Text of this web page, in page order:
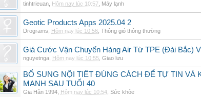
tinhtrieuan Hôm nay lúc 10:57 Máy lạnh
Geotic Products Apps 2025.04 2
Drograms Hôm nay lúc 10:56 Thông gió thông thường
Giá Cước Vận Chuyển Hàng Air Từ TPE (Đài Bắc)
nguyetnga Hôm nay lúc 10:55 Giao lưu
BỔ SUNG NỘI TIẾT ĐÚNG CÁCH ĐỂ TỰ TIN VÀ
MẠNH SẠU TUỔI 40
Gia Hân 1994 Hôm nay lúc 10:54 Sức khỏe